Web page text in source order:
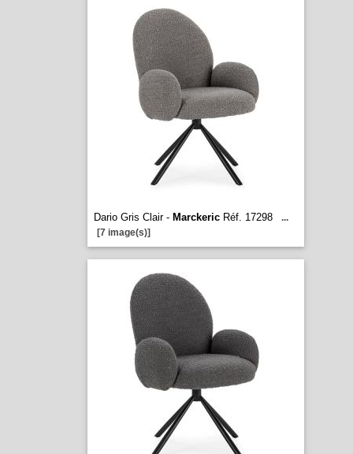
Dario Gris Clair - MarckericRéf. 17298
...
[7 image(s)]